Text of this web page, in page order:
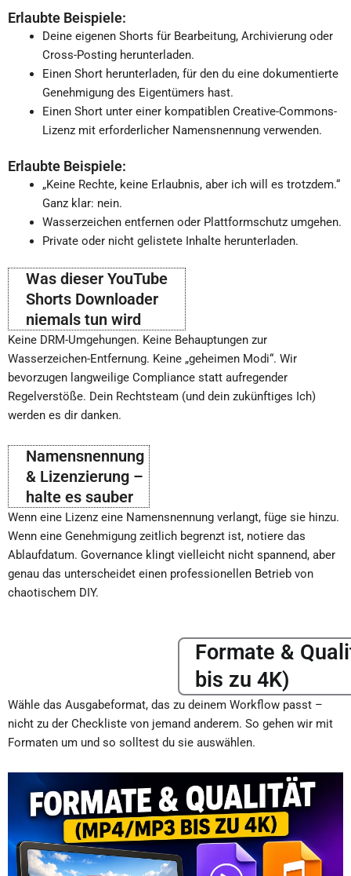
Erlaubte Beispiele:
Deine eigenen Shorts für Bearbeitung, Archivierung oder
Cross-Posting herunterladen.
Einen Short herunterladen, für den du eine dokumentierte
Genehmigung des Eigentümers hast.
Einen Short unter einer kompatiblen Creative-Commons-
Lizenz mit erforderlicher Namensnennung verwenden.
Erlaubte Beispiele:
„Keine Rechte, keine Erlaubnis, aber ich will es trotzdem.“
Ganz klar: nein.
Wasserzeichen entfernen oder Plattformschutz umgehen.
Private oder nicht gelistete Inhalte herunterladen.
Was dieser YouTube
Shorts Downloader
niemals tun wird
Keine DRM-Umgehungen. Keine Behauptungen zur
Wasserzeichen-Entfernung. Keine „geheimen Modi“. Wir
bevorzugen langweilige Compliance statt aufregender
Regelverstöße. Dein Rechtsteam (und dein zukünftiges Ich)
werden es dir danken.
Namensnennung
& Lizenzierung –
halte es sauber
Wenn eine Lizenz eine Namensnennung verlangt, füge sie hinzu.
Wenn eine Genehmigung zeitlich begrenzt ist, notiere das
Ablaufdatum. Governance klingt vielleicht nicht spannend, aber
genau das unterscheidet einen professionellen Betrieb von
chaotischem DIY.
Formate &
bis zu 4K)
Wähle das Ausgabeformat, das zu deinem Workflow passt –
nicht zu der Checkliste von jemand anderem. So gehen wir mit
Formaten um und so solltest du sie auswählen.